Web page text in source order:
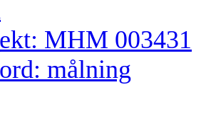
MHM 003431
målning